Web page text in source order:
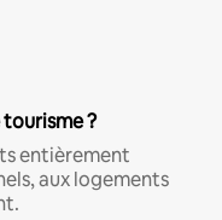
tourisme ?
entièrement
aux logements